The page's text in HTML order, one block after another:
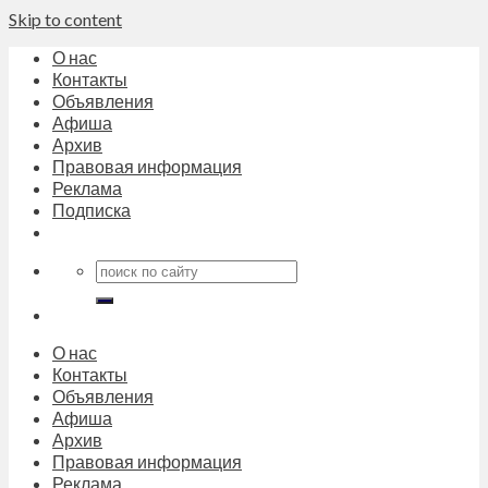
Skip to content
О нас
Контакты
Объявления
Афиша
Архив
Правовая информация
Реклама
Подписка
О нас
Контакты
Объявления
Афиша
Архив
Правовая информация
Реклама